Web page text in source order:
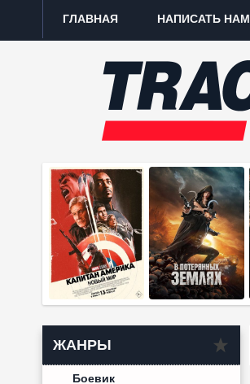
ГЛАВНАЯ НАПИСАТЬ НАМ
ЖАНРЫ
Боевик